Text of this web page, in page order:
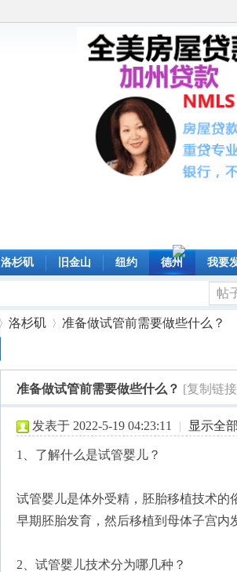
洛杉矶 旧金山 纽约 德州 我要
帖
洛杉矶
›
准备做试管前需要做些什么？
准备做试管前需要做些什么？ [复制链
发表于 2022-5-19 04:23:11 | 显示全
1、了解什么是试管婴儿？
试管婴儿是体外受精，胚胎移植技术
早期胚胎发育，然后移植到母体子宫内
2、试管婴儿技术分为哪几种？